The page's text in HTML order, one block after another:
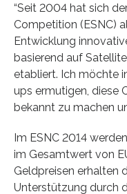
“Seit 2004 hat sich
Competition (ESNC)
Entwicklung
basierend auf
etabliert. Ich möchte
ups ermutigen, diese
bekannt zu machen
Im ESNC 2014
im Gesamtwert von
Geldpreisen erhalten
Unterstützung durch